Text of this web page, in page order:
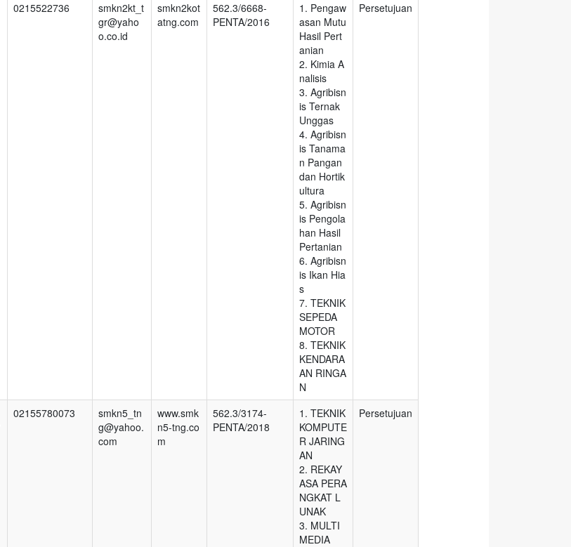
0215522736
smkn2kt_t
gr@yaho
o.co.id
smkn2kot
atng.com
562.3/6668-
PENTA/2016
1. Pengaw
asan Mutu
Hasil Pert
anian
2. Kimia A
nalisis
3. Agribisn
is Ternak
Unggas
4. Agribisn
is Tanama
n Pangan
dan Hortik
ultura
5. Agribisn
is Pengola
han Hasil
Pertanian
6. Agribisn
is Ikan Hia
s
7. TEKNIK
SEPEDA
MOTOR
8. TEKNIK
KENDARA
AN RINGA
N
Persetujuan
02155780073
smkn5_tn
g@yahoo.
com
www.smk
n5-tng.co
m
562.3/3174-
PENTA/2018
1. TEKNIK
KOMPUTE
R JARING
AN
2. REKAY
ASA PERA
NGKAT L
UNAK
3. MULTI
MEDIA
Persetujuan